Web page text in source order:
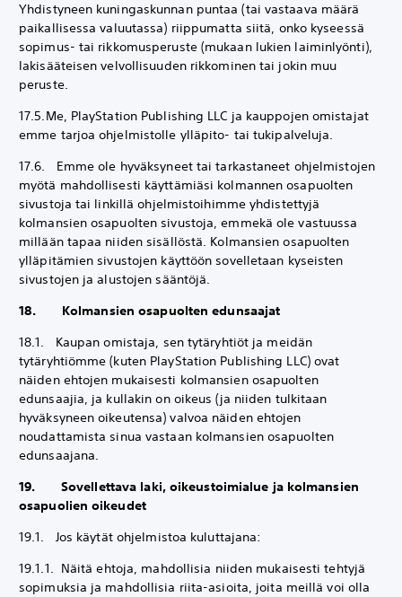
Yhdistyneen kuningaskunnan puntaa (tai vastaava määrä
paikallisessa valuutassa) riippumatta siitä, onko kyseessä
sopimus- tai rikkomusperuste (mukaan lukien laiminlyönti),
lakisääteisen velvollisuuden rikkominen tai jokin muu
peruste.
17.5.Me, PlayStation Publishing LLC ja kauppojen omistajat
emme tarjoa ohjelmistolle ylläpito- tai tukipalveluja.
17.6. Emme ole hyväksyneet tai tarkastaneet ohjelmistojen
myötä mahdollisesti käyttämiäsi kolmannen osapuolten
sivustoja tai linkillä ohjelmistoihimme yhdistettyjä
kolmansien osapuolten sivustoja, emmekä ole vastuussa
millään tapaa niiden sisällöstä. Kolmansien osapuolten
ylläpitämien sivustojen käyttöön sovelletaan kyseisten
sivustojen ja alustojen sääntöjä.
18. Kolmansien osapuolten edunsaajat
18.1. Kaupan omistaja, sen tytäryhtiöt ja meidän
tytäryhtiömme (kuten PlayStation Publishing LLC) ovat
näiden ehtojen mukaisesti kolmansien osapuolten
edunsaajia, ja kullakin on oikeus (ja niiden tulkitaan
hyväksyneen oikeutensa) valvoa näiden ehtojen
noudattamista sinua vastaan kolmansien osapuolten
edunsaajana.
19. Sovellettava laki, oikeustoimialue ja kolmansien
osapuolien oikeudet
19.1. Jos käytät ohjelmistoa kuluttajana:
19.1.1. Näitä ehtoja, mahdollisia niiden mukaisesti tehtyjä
sopimuksia ja mahdollisia riita-asioita, joita meillä voi olla